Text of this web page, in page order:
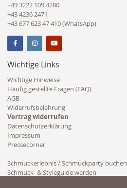
+49 3222 109 4280
+43 4236 2471
+43 677 623 47 410 (WhatsApp)
Wichtige Links
Wichtige Hinweise
Häufig gestellte Fragen (FAQ)
AGB
Widerrufsbelehrung
Vertrag widerrufen
Datenschutzerklärung
Impressum
Pressecorner
Schmuckerlebnis / Schmuckparty buchen
Schmuck- & Styleguide werden